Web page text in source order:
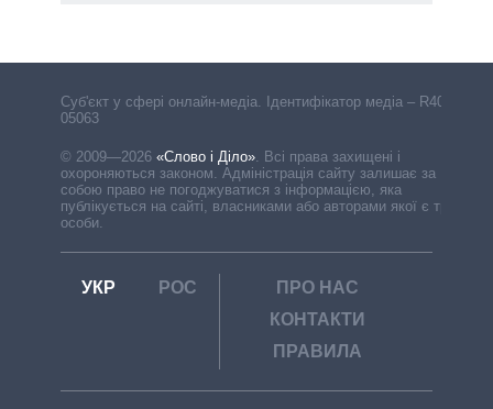
Cуб'єкт у сфері онлайн-медіа. Ідентифікатор медіа – R40-
05063
© 2009—2026 «Слово і Діло» Всі права захищені і
охороняються законом. Адміністрація сайту залишає за
собою право не погоджуватися з інформацією, яка
публікується на сайті, власниками або авторами якої є треті
особи.
УКР РОС
ПРО НАС
КОНТАКТИ
ПРАВИЛА